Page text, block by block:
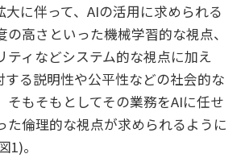
に伴って、AIの活用に求められる
高さといった機械学習的な視点、
ティなどシステム的な視点に加え
する説明性や公平性などの社会的な
そもそもとしてその業務をAIに任せ
た倫理的な視点が求められるように
1)。